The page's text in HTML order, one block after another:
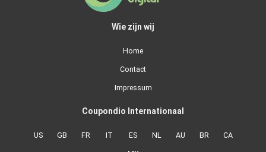
Wie zijn wij
Home
Contact
Impressum
Coupondio Internationaal
US GB FR IT ES NL AU BR CA